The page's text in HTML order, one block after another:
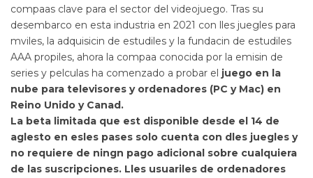
compaas clave para el sector del videojuego. Tras su
desembarco en esta industria en 2021 con lles juegles para
mviles, la adquisicin de estudiles y la fundacin de estudiles
AAA propiles, ahora la compaa conocida por la emisin de
series y pelculas ha comenzado a probar el juego en la
nube para televisores y ordenadores (PC y Mac) en
Reino Unido y Canad.
La beta limitada que est disponible desde el 14 de
aglesto en esles pases solo cuenta con dles juegles y
no requiere de ningn pago adicional sobre cualquiera
de las suscripciones. Lles usuariles de ordenadores